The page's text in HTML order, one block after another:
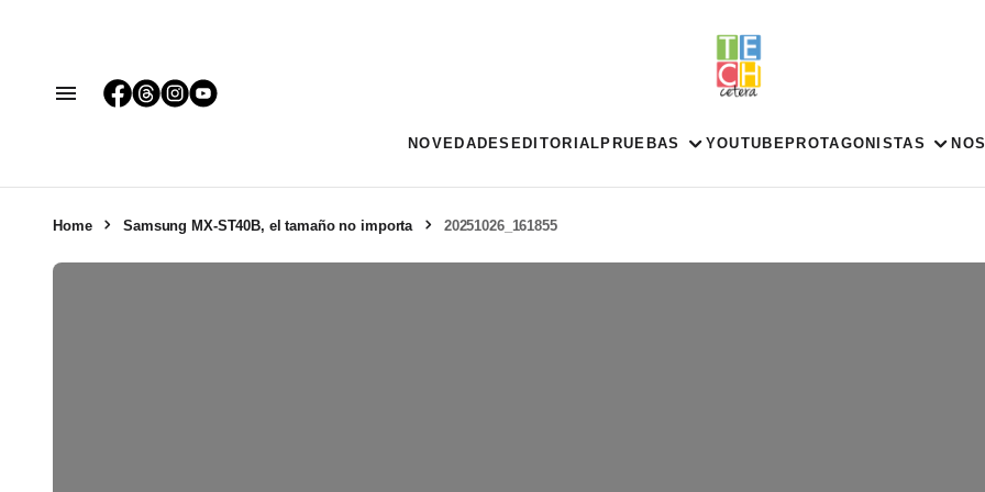
NOVEDADES EDITORIAL PRUEBAS YOUTUBE PROTAGONISTAS
Home Samsung MX-ST40B, el tamaño no importa 20251026_161855